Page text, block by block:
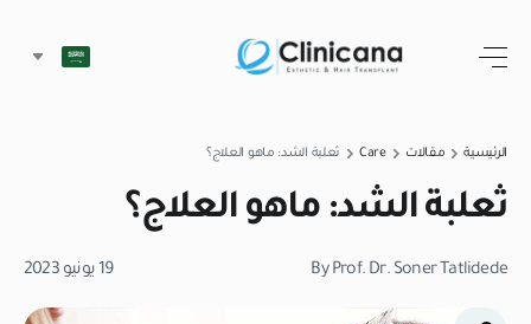
الرئيسية مقالات Care ثعلبة الشد: ماهو العلاج؟
ثعلبة الشد: ماهو العلاج؟
By Prof. Dr. Soner Tatlidede 19 يونيو 2023